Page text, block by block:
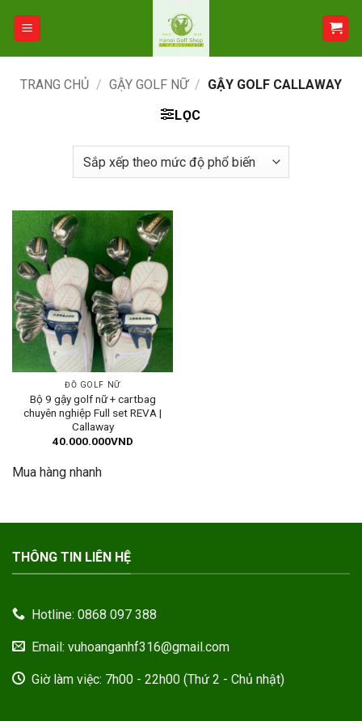
TRANG CHỦ / GẬY GOLF NỮ / GẬY GOLF CALLAWAY
LỌC
ĐỒ GOLF NỮ
Bộ 9 gậy golf nữ + cartbag
chuyên nghiệp Full set REVA |
Callaway
40.000.000VND
Mua hàng nhanh
THÔNG TIN LIÊN HỆ
Hotline: 0868 097 388
Email: vuhoanganhf316@gmail.com
Giờ làm việc: 7h00 - 22h00 (Thứ 2 - Chủ nhật)